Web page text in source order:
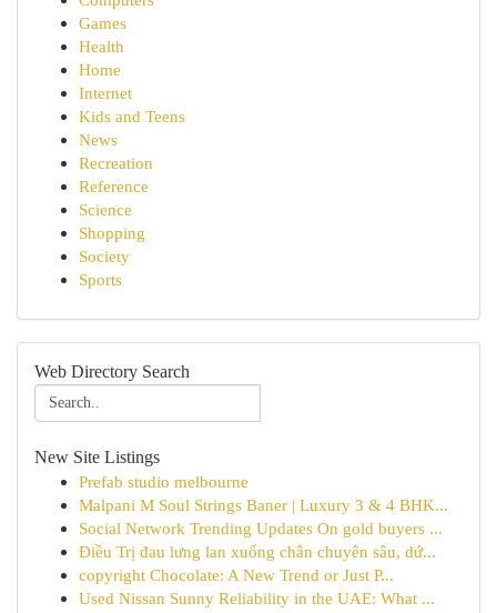
Games
Health
Home
Internet
Kids and Teens
News
Recreation
Reference
Science
Shopping
Society
Sports
Web Directory Search
New Site Listings
Prefab studio melbourne
Malpani M Soul Strings Baner | Luxury 3 & 4 BHK...
Social Network Trending Updates On gold buyers ...
Điều Trị đau lưng lan xuống chân chuyên sâu, dứ...
copyright Chocolate: A New Trend or Just P...
Used Nissan Sunny Reliability in the UAE: What ...